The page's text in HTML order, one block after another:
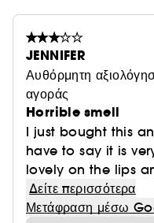
JENNIFER
Αυθόρμητη
αγοράς
Horrible smell
I just bought this
have to say it is
lovely on the lips
Δείτε περισσότερα
Μετάφραση μέσω